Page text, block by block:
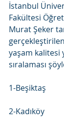
İstanbul
Fakültesi
Murat Şeker
yaşam kalitesi
sıralaması
1-Beşiktaş
2-Kadıköy